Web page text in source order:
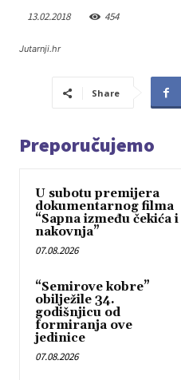
13.02.2018 454
Jutarnji.hr
Share
Preporučujemo
U subotu premijera
dokumentarnog filma
“Sapna između čekića i
nakovnja”
07.08.2026
“Semirove kobre”
obilježile 34.
godišnjicu od
formiranja ove
jedinice
07.08.2026